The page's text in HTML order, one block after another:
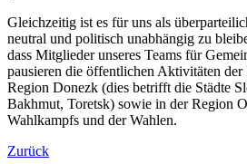
Gleichzeitig ist es für uns als
neutral und politisch unabhängig zu
dass Mitglieder unseres Teams für
pausieren die öffentlichen Aktivitäten
Region Donezk (dies betrifft die Städte
Bakhmut, Toretsk) sowie in der Region
Wahlkampfs und der Wahlen.
Zurück